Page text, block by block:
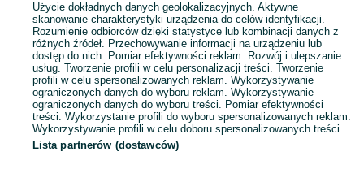
Użycie dokładnych danych geolokalizacyjnych. Aktywne
skanowanie charakterystyki urządzenia do celów identyfikacji.
Rozumienie odbiorców dzięki statystyce lub kombinacji danych z
różnych źródeł. Przechowywanie informacji na urządzeniu lub
dostęp do nich. Pomiar efektywności reklam. Rozwój i ulepszanie
usług. Tworzenie profili w celu personalizacji treści. Tworzenie
profili w celu spersonalizowanych reklam. Wykorzystywanie
ograniczonych danych do wyboru reklam. Wykorzystywanie
ograniczonych danych do wyboru treści. Pomiar efektywności
treści. Wykorzystanie profili do wyboru spersonalizowanych reklam.
Wykorzystywanie profili w celu doboru spersonalizowanych treści.
Lista partnerów (dostawców)